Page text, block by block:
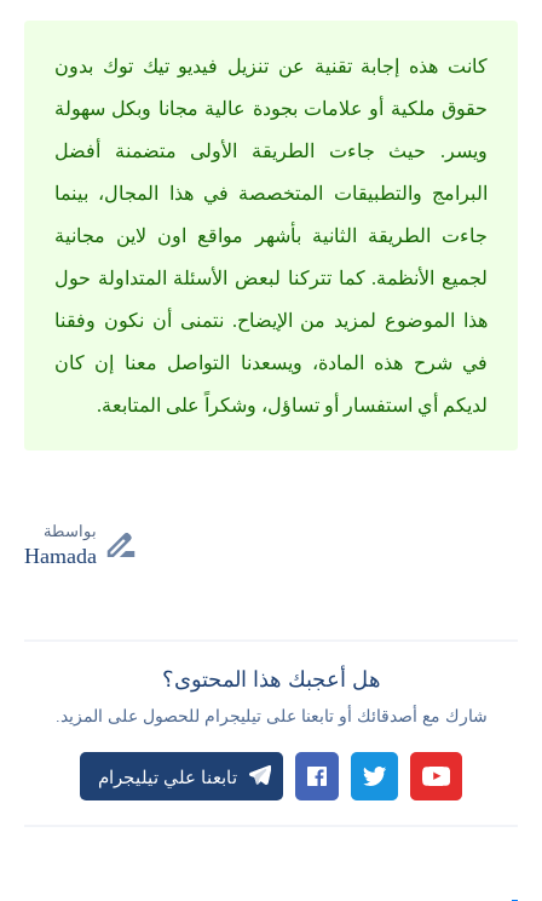
كانت هذه إجابة تقنية عن تنزيل فيديو تيك توك بدون
حقوق ملكية أو علامات بجودة عالية مجانا وبكل سهولة
ويسر. حيث جاءت الطريقة الأولى متضمنة أفضل
البرامج والتطبيقات المتخصصة في هذا المجال، بينما
جاءت الطريقة الثانية بأشهر مواقع اون لاين مجانية
لجميع الأنظمة. كما تتركنا لبعض الأسئلة المتداولة حول
هذا الموضوع لمزيد من الإيضاح. نتمنى أن نكون وفقنا
في شرح هذه المادة، ويسعدنا التواصل معنا إن كان
لديكم أي استفسار أو تساؤل، وشكراً على المتابعة.
بواسطة
Hamada
هل أعجبك هذا المحتوى؟
شارك مع أصدقائك أو تابعنا على تيليجرام للحصول على المزيد.
تابعنا علي تيليجرام